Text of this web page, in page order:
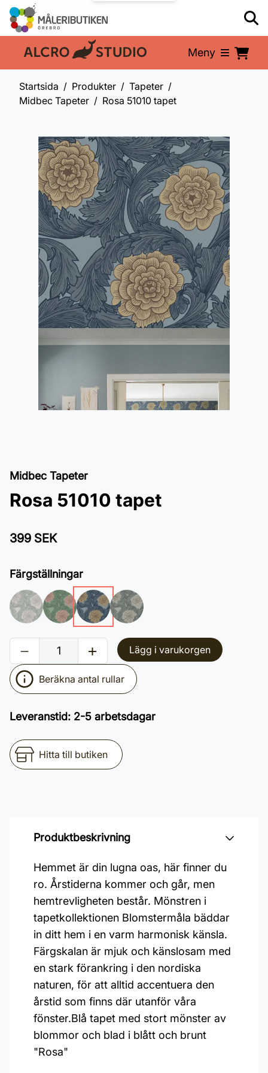
En del av: Meny
Startsida Produkter
Tapeter
Midbec Tapeter
Rosa 51010 tapet
Midbec Tapeter
Rosa 51010 tapet
399 SEK
Färgställningar
Lägg i varukorgen
Beräkna antal rullar
Leveranstid: 2-5 arbetsdagar
Hitta till butiken
Produktbeskrivning
Hemmet är din lugna oas, här finner du
ro. Årstiderna kommer och går, men
hemtrevligheten består. Mönstren i
tapetkollektionen Blomstermåla bäddar
in ditt hem i en varm harmonisk känsla.
Färgskalan är mjuk och känslosam med
en stark förankring i den nordiska
naturen, för att alltid accentuera den
årstid som finns där utanför våra
fönster.Blå tapet med stort mönster av
blommor och blad i blått och brunt
"Rosa"